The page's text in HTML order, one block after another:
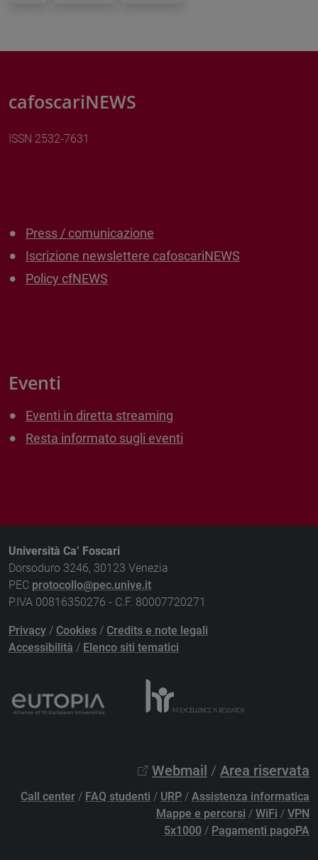
cafoscariNEWS
ISSN 2532-7631
Press / comunicazione
Iscrizione newslettere cafoscariNEWS
Policy cfNEWS
Eventi
Eventi in diretta streaming
Resta informato sugli eventi
Università Ca’ Foscari
Dorsoduro 3246, 30123 Venezia
PEC protocollo@pec.unive.it
P.IVA 00816350276 - C.F. 80007720271
Privacy / Cookies / Credits e note legali
Accessibilità / Elenco siti tematici
Webmail / Area riservata
Call center / FAQ studenti / URP / Assistenza informatica
Mappe e percorsi / WiFi / VPN
5x1000 / Pagamenti pagoPA